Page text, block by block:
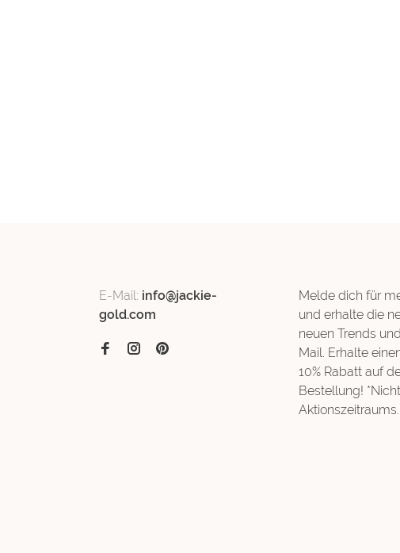
E-Mail: info@jackie-
gold.com
Melde dich für
und erhalte die
neuen Trends
Mail. Erhalte
10% Rabatt auf
Bestellung!
Aktionszeitraums.